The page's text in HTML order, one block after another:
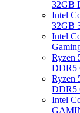
32GB
Intel
32GB
Intel
Ryzen
DDR5
Ryzen
DDR5
Intel